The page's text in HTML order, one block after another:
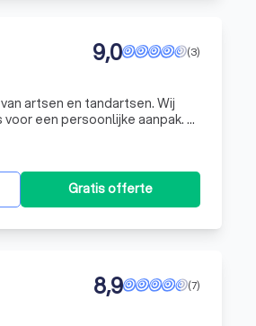
(3)
9,0
artsen en tandartsen. Wij
cliënt. Wij kennen uw
Gratis offerte
(7)
8,9